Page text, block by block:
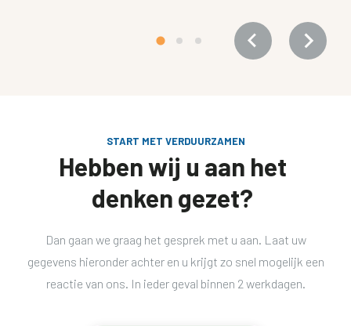
START MET VERDUURZAMEN
Hebben wij u aan het
denken gezet?
Dan gaan we graag het gesprek met u aan. Laat uw
gegevens hieronder achter en u krijgt zo snel mogelijk een
reactie van ons. In ieder geval binnen 2 werkdagen.